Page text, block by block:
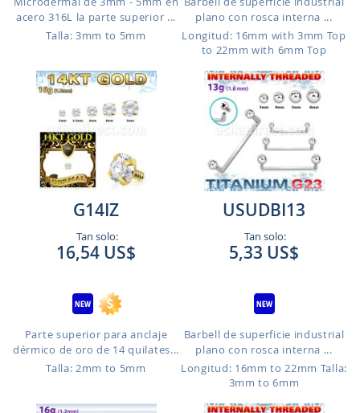
acero 316L la parte superior ...
Talla: 3mm to 5mm
plano con rosca interna ...
Longitud: 16mm with 3mm Top
to 22mm with 6mm Top
G14IZ
Tan solo:
16,54 US$
Parte superior para anclaje
dérmico de oro de 14 quilates...
Talla: 2mm to 5mm
USUDBI13
Tan solo:
5,33 US$
Barbell de superficie industrial
plano con rosca interna ...
Longitud: 16mm to 22mm Talla:
3mm to 6mm